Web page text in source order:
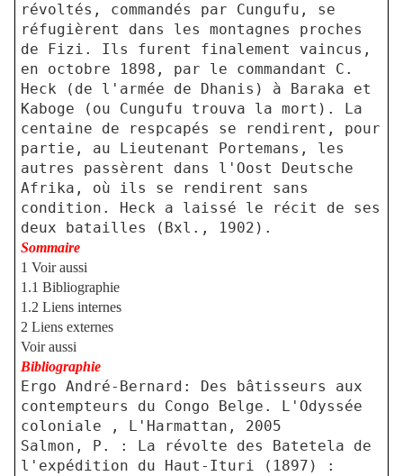
révoltés, commandés par Cungufu, se
réfugièrent dans les montagnes proches
de Fizi. Ils furent finalement vaincus,
en octobre 1898, par le commandant C.
Heck (de l'armée de Dhanis) à Baraka et
Kaboge (ou Cungufu trouva la mort). La
centaine de respcapés se rendirent, pour
partie, au Lieutenant Portemans, les
autres passèrent dans l'Oost Deutsche
Afrika, où ils se rendirent sans
condition. Heck a laissé le récit de ses
deux batailles (Bxl., 1902).
Sommaire
1 Voir aussi
1.1 Bibliographie
1.2 Liens internes
2 Liens externes
Voir aussi
Bibliographie
Ergo André-Bernard: Des bâtisseurs aux
contempteurs du Congo Belge. L'Odyssée
coloniale , L'Harmattan, 2005
Salmon, P. : La révolte des Batetela de
l'expédition du Haut-Ituri (1897) :